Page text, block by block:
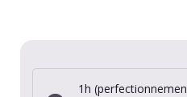
1h